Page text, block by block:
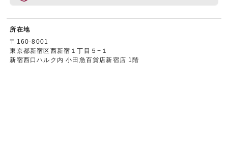
所在地
〒160-8001
東京都新宿区西新宿１丁目５−１
新宿西口ハルク内 小田急百貨店新宿店 1階